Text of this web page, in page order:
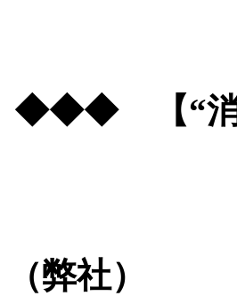
◆◆◆ 【“消
（弊社）